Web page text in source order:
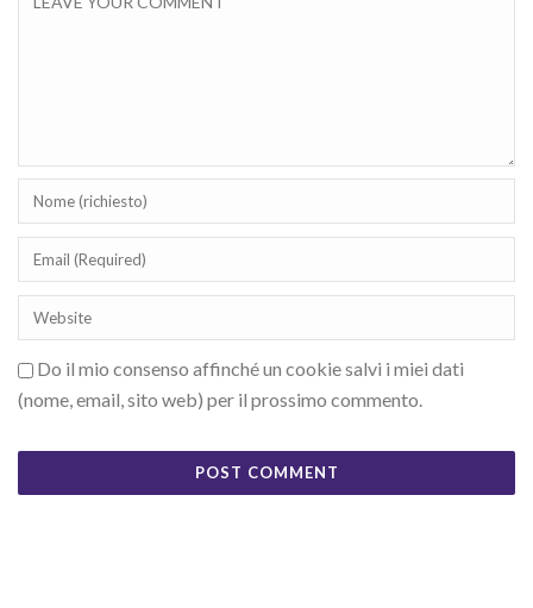
Do il mio consenso affinché un cookie salvi i miei dati
(nome, email, sito web) per il prossimo commento.